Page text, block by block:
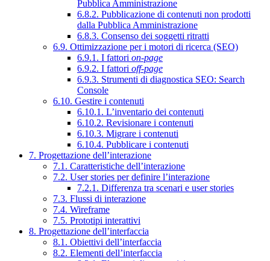
Pubblica Amministrazione
6.8.2. Pubblicazione di contenuti non prodotti
dalla Pubblica Amministrazione
6.8.3. Consenso dei soggetti ritratti
6.9. Ottimizzazione per i motori di ricerca (SEO)
6.9.1. I fattori on-page
6.9.2. I fattori off-page
6.9.3. Strumenti di diagnostica SEO: Search
Console
6.10. Gestire i contenuti
6.10.1. L’inventario dei contenuti
6.10.2. Revisionare i contenuti
6.10.3. Migrare i contenuti
6.10.4. Pubblicare i contenuti
7. Progettazione dell’interazione
7.1. Caratteristiche dell’interazione
7.2. User stories per definire l’interazione
7.2.1. Differenza tra scenari e user stories
7.3. Flussi di interazione
7.4. Wireframe
7.5. Prototipi interattivi
8. Progettazione dell’interfaccia
8.1. Obiettivi dell’interfaccia
8.2. Elementi dell’interfaccia